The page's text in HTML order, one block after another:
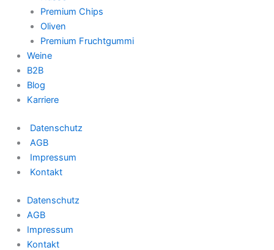
Premium Chips
Oliven
Premium Fruchtgummi
Weine
B2B
Blog
Karriere
Datenschutz
AGB
Impressum
Kontakt
Datenschutz
AGB
Impressum
Kontakt